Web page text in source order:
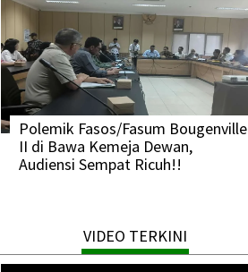
Polemik Fasos/Fasum Bougenville
II di Bawa Kemeja Dewan,
Audiensi Sempat Ricuh!!
VIDEO TERKINI